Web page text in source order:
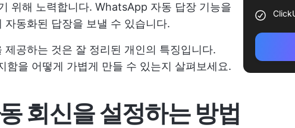
위해 노력합니다. WhatsApp 자동 답장 기능을
동화된 답장을 보낼 수 있습니다.
공하는 것은 잘 정리된 개인의 특징입니다.
을 어떻게 가볍게 만들 수 있는지 살펴보세요.
회신을 설정하는 방법